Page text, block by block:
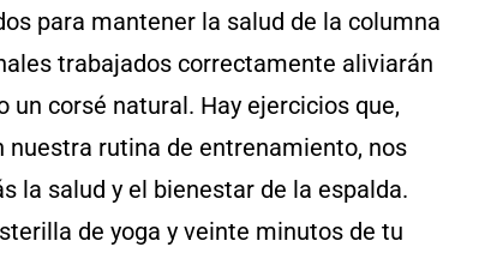
para mantener la salud de la columna
trabajados correctamente aliviarán
un corsé natural. Hay ejercicios que,
rutina de entrenamiento, nos
la salud y el bienestar de la espalda.
de yoga y veinte minutos de tu